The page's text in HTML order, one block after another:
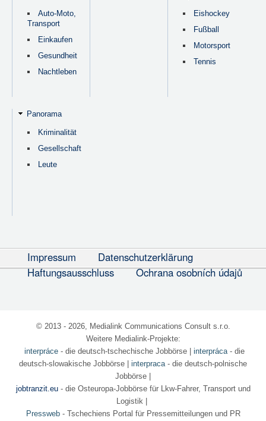
Auto-Moto,
Transport
Einkaufen
Gesundheit
Nachtleben
Eishockey
Fußball
Motorsport
Tennis
Panorama
Kriminalität
Gesellschaft
Leute
Impressum
Datenschutzerklärung
Haftungsausschluss
Ochrana osobních údajů
© 2013 - 2026, Medialink Communications Consult s.r.o.
Weitere Medialink-Projekte:
interpráce- die deutsch-tschechische Jobbörse| interpráca- die
deutsch-slowakische Jobbörse | interpraca- die deutsch-polnische
Jobbörse |
jobtranzit.eu- die Osteuropa-Jobbörse für Lkw-Fahrer, Transport und
Logistik |
Pressweb- Tschechiens Portal für Pressemitteilungen und PR